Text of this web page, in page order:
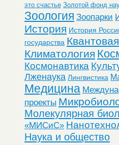
это счастье Золотой фонд
Зоология Зоопарки
История История
государства
Климатология
Космонавтика
Лженаука Лингвистика
Медицина
проекты
Молекулярная
«МИСиС»
Наука и общество